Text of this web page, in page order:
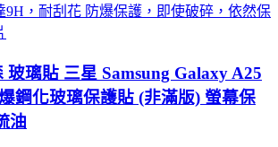
9H，耐刮花 防爆保護，即使破碎，依然保
玻璃貼 三星 Samsung Galaxy A25
鋼化玻璃保護貼 (非滿版) 螢幕保
油